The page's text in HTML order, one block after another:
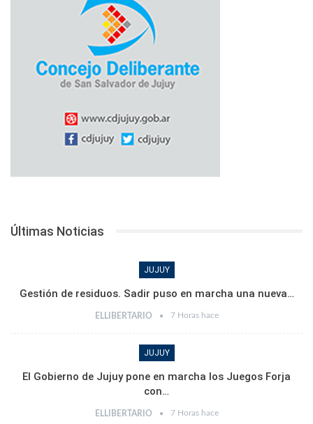
Últimas Noticias
JUJUY
Gestión de residuos. Sadir puso en marcha una nueva…
ELLIBERTARIO 7 Horas hace
JUJUY
El Gobierno de Jujuy pone en marcha los Juegos Forja
con…
ELLIBERTARIO 7 Horas hace